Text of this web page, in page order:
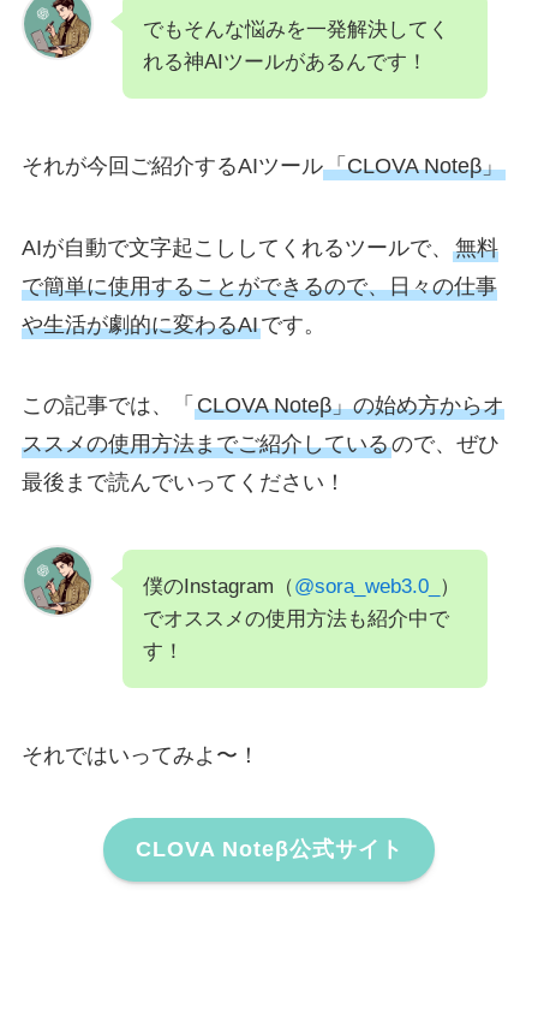
でもそんな悩みを一発解決してく
れる神AIツールがあるんです！
それが今回ご紹介するAIツール「CLOVA Noteβ」
AIが自動で文字起こししてくれるツールで、 無料
で簡単に使用することができるので、日々の仕事
や生活が劇的に変わるAIです。
この記事では、「 CLOVA Noteβ」の始め方からオ
ススメの使用方法までご紹介しているので、ぜひ
最後まで読んでいってください！
僕のInstagram（@sora_web3.0_ ）
でオススメの使用方法も紹介中で
す！
それではいってみよ〜！
CLOVA Noteβ公式サイト